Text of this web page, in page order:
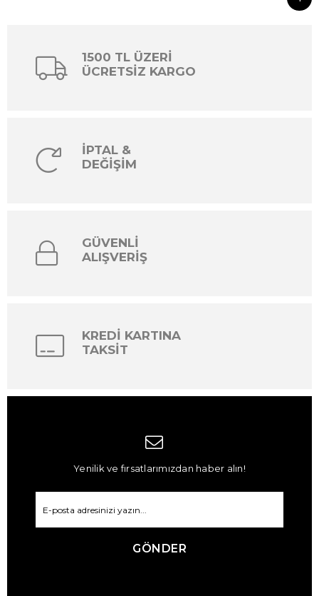
1500 TL ÜZERİ
ÜCRETSİZ KARGO
İPTAL &
DEĞİŞİM
GÜVENLİ
ALIŞVERİŞ
KREDİ KARTINA
TAKSİT
Yenilik ve fırsatlarımızdan haber alın!
GÖNDER